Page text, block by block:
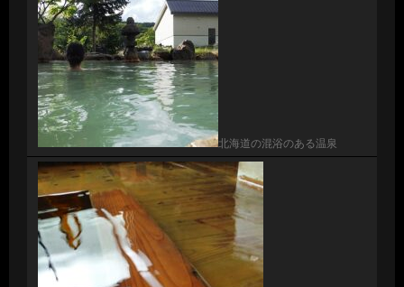
北海道の混浴のある温泉